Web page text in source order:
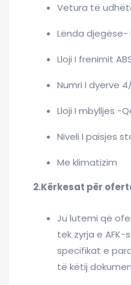
Vetura të
Lënda djegëse-
Lloji I frenimit
Numri I dyerve
Lloji I mbylljes -
Niveli I paisjes
Me klimatizim
2.Kërkesat për
Ju lutemi që
tek zyrja e
specifikat e
të këtij